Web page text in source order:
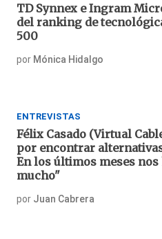
TD Synnex e Ingram
del ranking de
500
por Mónica Hidalgo
ENTREVISTAS
Félix Casado (Virtual
por encontrar
En los últimos meses
mucho"
por Juan Cabrera